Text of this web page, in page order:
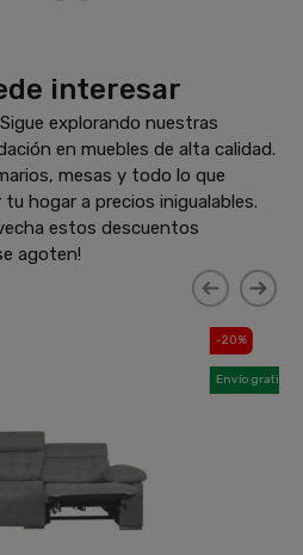
interesar
explorando nuestras
en muebles de alta calidad.
mesas y todo lo que
hogar a precios inigualables.
estos descuentos
agoten!
Envío gratis